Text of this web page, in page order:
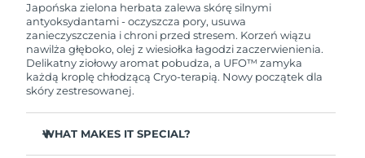
Japońska zielona herbata zalewa skórę silnymi
antyoksydantami - oczyszcza pory, usuwa
zanieczyszczenia i chroni przed stresem. Korzeń wiązu
nawilża głęboko, olej z wiesiołka łagodzi zaczerwienienia.
Delikatny ziołowy aromat pobudza, a UFO™ zamyka
każdą kroplę chłodzącą Cryo-terapią. Nowy początek dla
skóry zestresowanej.
WHAT MAKES IT SPECIAL?
Kazachstan
Oczekiwany czas dostawy
8/11/26
Kuwejt
Oczekiwany czas dostawy
8/9/26
Oczekiwany czas dostawy